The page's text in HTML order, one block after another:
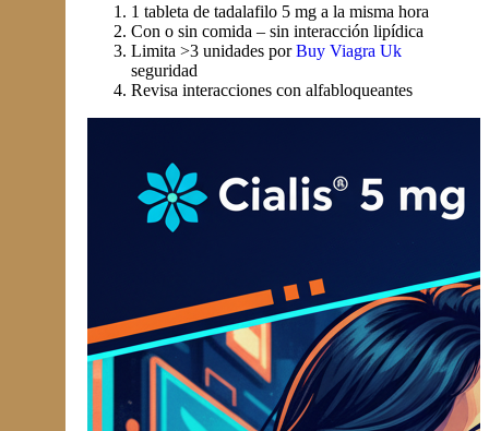
1 tableta de tadalafilo 5 mg a la misma hora
Con o sin comida – sin interacción lipídica
Limita >3 unidades porBuy Viagra Uk
seguridad
Revisa interacciones con alfabloqueantes